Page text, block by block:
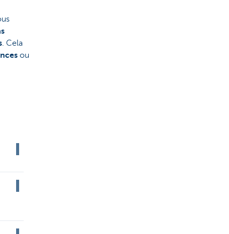
. Cela
ou